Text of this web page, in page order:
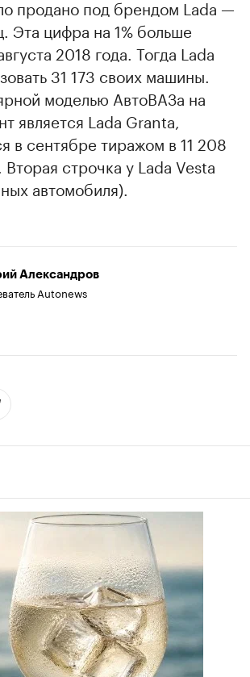
продано под брендом Lada —
Эта цифра на 1% больше
2018 года. Тогда Lada
31 173 своих машины.
моделью АвтоВАЗа на
является Lada Granta,
в сентябре тиражом в 11 208
строчка у Lada Vesta
автомобиля).
Александров
Autonews